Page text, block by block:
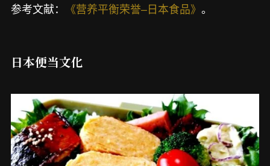
参考文献： 《营养平衡荣誉–日本食品》 。
日本便当文化